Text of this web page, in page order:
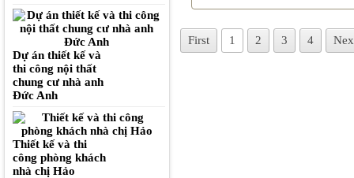
Dự án thiết kế và
thi công nội thất
chung cư nhà anh
Đức Anh
Thiết kế và thi
công phòng khách
nhà chị Hảo
First 1 2 3 4